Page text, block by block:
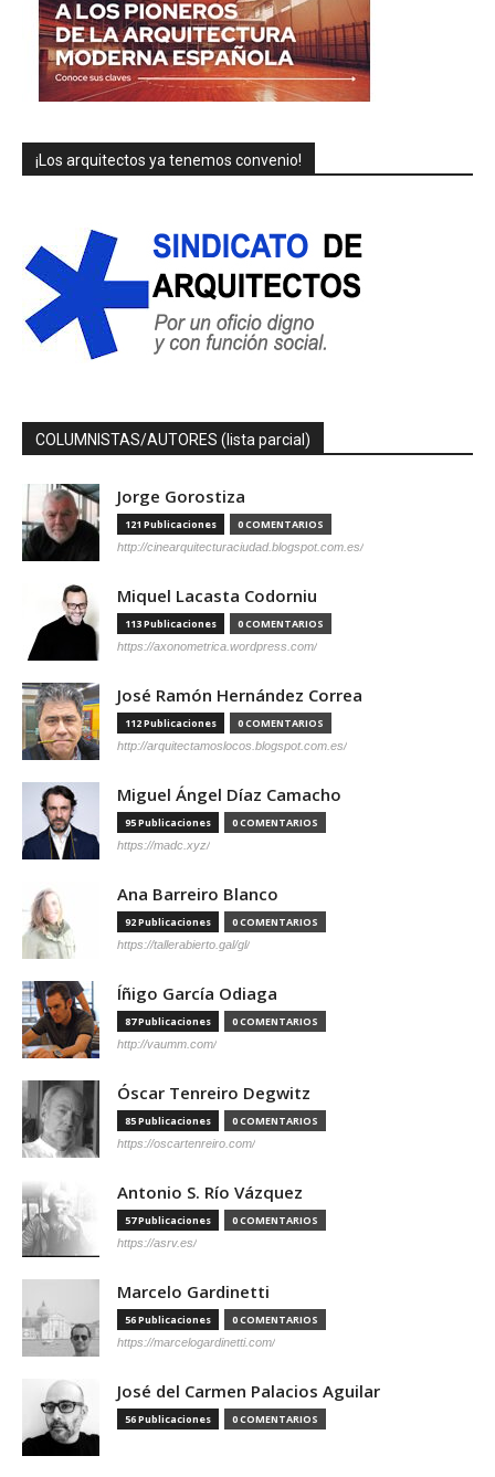
¡Los arquitectos ya tenemos convenio!
COLUMNISTAS/AUTORES (lista parcial)
Jorge Gorostiza
121 Publicaciones 0 COMENTARIOS
http://cinearquitecturaciudad.blogspot.com.es/
Miquel Lacasta Codorniu
113 Publicaciones 0 COMENTARIOS
https://axonometrica.wordpress.com/
José Ramón Hernández Correa
112 Publicaciones 0 COMENTARIOS
http://arquitectamoslocos.blogspot.com.es/
Miguel Ángel Díaz Camacho
95 Publicaciones 0 COMENTARIOS
https://madc.xyz/
Ana Barreiro Blanco
92 Publicaciones 0 COMENTARIOS
https://tallerabierto.gal/gl/
Íñigo García Odiaga
87 Publicaciones 0 COMENTARIOS
http://vaumm.com/
Óscar Tenreiro Degwitz
85 Publicaciones 0 COMENTARIOS
https://oscartenreiro.com/
Antonio S. Río Vázquez
57 Publicaciones 0 COMENTARIOS
https://asrv.es/
Marcelo Gardinetti
56 Publicaciones 0 COMENTARIOS
https://marcelogardinetti.com/
José del Carmen Palacios Aguilar
56 Publicaciones 0 COMENTARIOS